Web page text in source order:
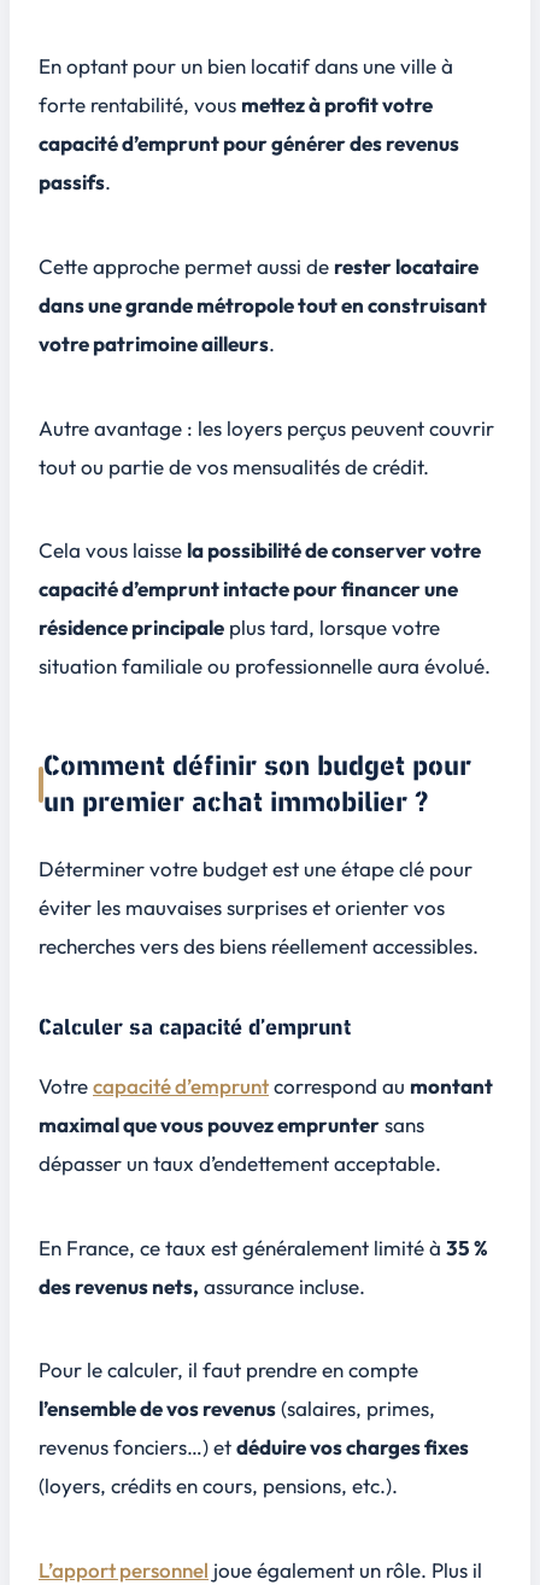
En optant pour un bien locatif dans une ville à
forte rentabilité, vous mettez à profit votre
capacité d’emprunt pour générer des revenus
passifs.
Cette approche permet aussi de rester locataire
dans une grande métropole tout en construisant
votre patrimoine ailleurs.
Autre avantage : les loyers perçus peuvent couvrir
tout ou partie de vos mensualités de crédit.
Cela vous laisse la possibilité de conserver votre
capacité d’emprunt intacte pour financer une
résidence principale plus tard, lorsque votre
situation familiale ou professionnelle aura évolué.
Comment définir son budget pour
un premier achat immobilier ?
Déterminer votre budget est une étape clé pour
éviter les mauvaises surprises et orienter vos
recherches vers des biens réellement accessibles.
Calculer sa capacité d’emprunt
Votrecapacité d’empruntcorrespond au montant
maximal que vous pouvez empruntersans
dépasser un taux d’endettement acceptable.
En France, ce taux est généralement limité à 35 %
des revenus nets, assurance incluse.
Pour le calculer, il faut prendre en compte
l’ensemble de vos revenus(salaires, primes,
revenus fonciers…) etdéduire vos charges fixes
(loyers, crédits en cours, pensions, etc.).
L’apport personnel joue également un rôle. Plus il